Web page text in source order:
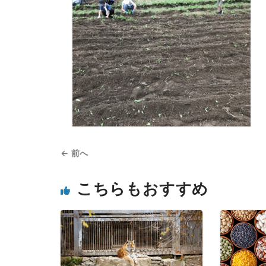
← 前へ
こちらもおすすめ